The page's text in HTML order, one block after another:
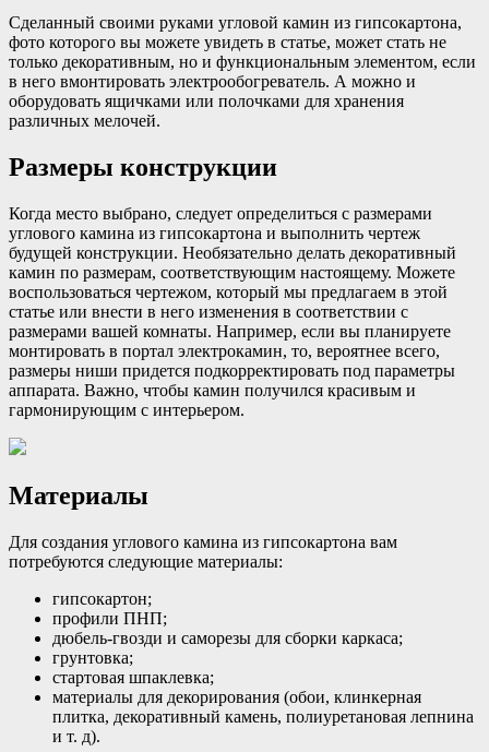
Сделанный своими руками угловой камин из гипсокартона,
фото которого вы можете увидеть в статье, может стать не
только декоративным, но и функциональным элементом, если
в него вмонтировать электрообогреватель. А можно и
оборудовать ящичками или полочками для хранения
различных мелочей.
Размеры конструкции
Когда место выбрано, следует определиться с размерами
углового камина из гипсокартона и выполнить чертеж
будущей конструкции. Необязательно делать декоративный
камин по размерам, соответствующим настоящему. Можете
воспользоваться чертежом, который мы предлагаем в этой
статье или внести в него изменения в соответствии с
размерами вашей комнаты. Например, если вы планируете
монтировать в портал электрокамин, то, вероятнее всего,
размеры ниши придется подкорректировать под параметры
аппарата. Важно, чтобы камин получился красивым и
гармонирующим с интерьером.
Материалы
Для создания углового камина из гипсокартона вам
потребуются следующие материалы:
гипсокартон;
профили ПНП;
дюбель-гвозди и саморезы для сборки каркаса;
грунтовка;
стартовая шпаклевка;
материалы для декорирования (обои, клинкерная
плитка, декоративный камень, полиуретановая лепнина
и т. д).